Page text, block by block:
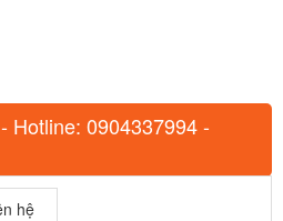
Hotline: 0904337994 -
hệ